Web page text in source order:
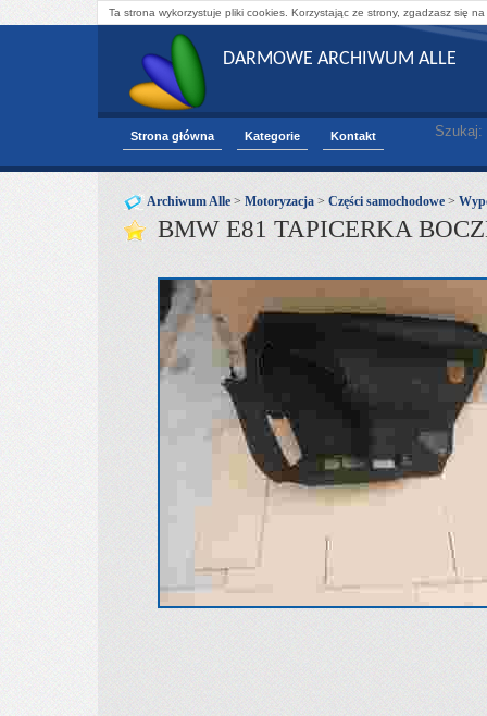
Ta strona wykorzystuje pliki cookies. Korzystając ze strony, zgadzasz się
DARMOWE ARCHIWUM ALLE
Strona główna Kategorie Kontakt Szukaj:
Archiwum Alle > Motoryzacja > Części samochodowe >
BMW E81 TAPICERKA